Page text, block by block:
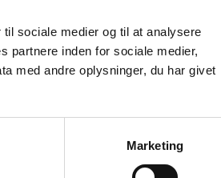
sociale medier og til at analysere
partnere inden for sociale medier,
med andre oplysninger, du har givet
Marketing